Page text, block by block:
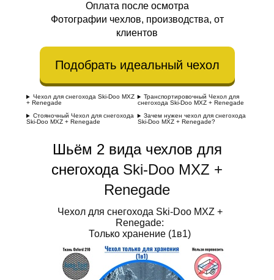
Оплата после осмотра
Фотографии чехлов, производства, от
клиентов
Подобрать идеальный чехол
Чехол для снегохода Ski-Doo MXZ
+ Renegade
Транспортировочный Чехол для
снегохода Ski-Doo MXZ + Renegade
Стояночный Чехол для снегохода
Ski-Doo MXZ + Renegade
Зачем нужен чехол для снегохода
Ski-Doo MXZ + Renegade?
Шьём 2 вида чехлов для
снегохода Ski-Doo MXZ +
Renegade
Чехол для снегохода Ski-Doo MXZ +
Renegade:
Только хранение (1в1)